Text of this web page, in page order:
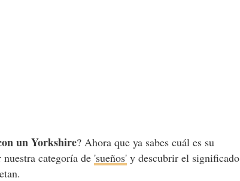
un Yorkshire? Ahora que ya sabes cuál es su
categoría de 'sueños' y descubrir el significado